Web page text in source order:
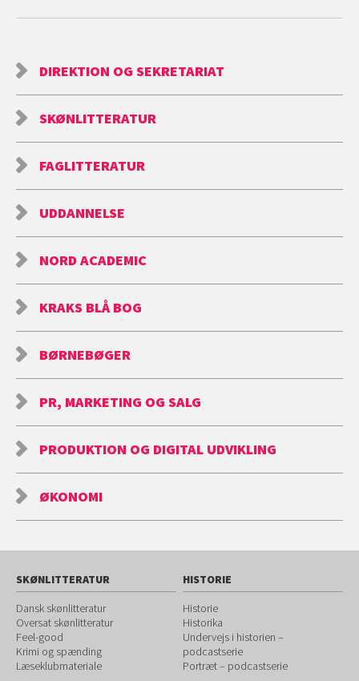
DIREKTION OG SEKRETARIAT
SKØNLITTERATUR
FAGLITTERATUR
UDDANNELSE
NORD ACADEMIC
KRAKS BLÅ BOG
BØRNEBØGER
PR, MARKETING OG SALG
PRODUKTION OG DIGITAL UDVIKLING
ØKONOMI
SKØNLITTERATUR
Dansk skønlitteratur
Oversat skønlitteratur
Feel-good
Krimi og spænding
Læseklubmateriale
HISTORIE
Historie
Historika
Undervejs i historien –
podcastserie
Portræt – podcastserie